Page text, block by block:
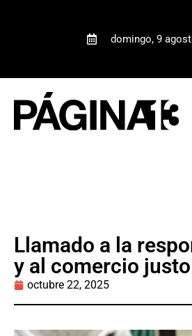
domingo, 9
Llamado a la
y al comercio justo
octubre 22, 2025